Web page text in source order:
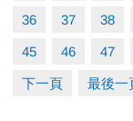
洽詢電話：場
36 37 38
45 46 47
下一頁 最後一